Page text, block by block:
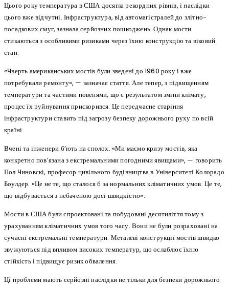
Цього року температура в США досягла рекордних рівнів, і наслідки
цього вже відчутні. Інфраструктура, від автомагістралей до злітно-
посадкових смуг, зазнала серйозних пошкоджень. Однак мости
стикаються з особливими ризиками через їхню конструкцію та віковий
стан.
«Чверть американських мостів були зведені до 1960 року і вже
потребували ремонту», — зазначає стаття. Але тепер, з підвищенням
температури та частими повенями, що є результатом зміни клімату,
процес їх руйнування прискорився. Це передчасне старіння
інфраструктури ставить під загрозу безпеку дорожнього руху по всій
країні.
Вчені та інженери б’ють на сполох. «Ми маємо кризу мостів, яка
конкретно пов’язана з екстремальними погодними явищами», — говорить
Пол Чиновскі, професор цивільного будівництва в Університеті Колорадо
Боулдер. «Це не те, що сталося б за нормальних кліматичних умов. Це те,
що відбувається з небаченою досі швидкістю».
Мости в США були спроєктовані та побудовані десятиліття тому з
урахуванням кліматичних умов того часу. Вони не були розраховані на
сучасні екстремальні температури. Металеві конструкції мостів швидко
звужуються під впливом високих температур, що ослаблює їхню
стійкість і підвищує ризик обвалення.
Ці проблеми мають серйозні наслідки не тільки для безпеки дорожнього